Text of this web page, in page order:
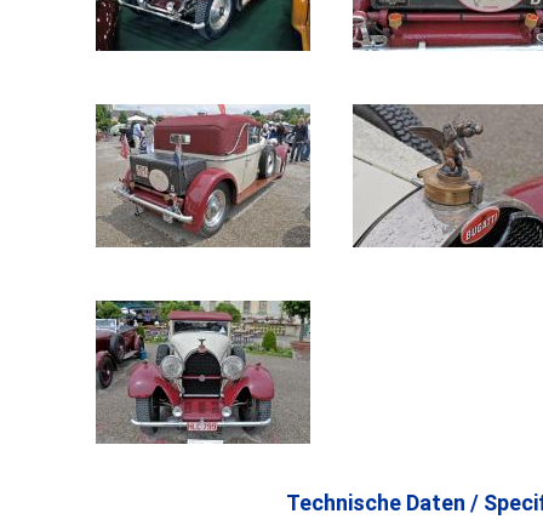
Technische Daten /